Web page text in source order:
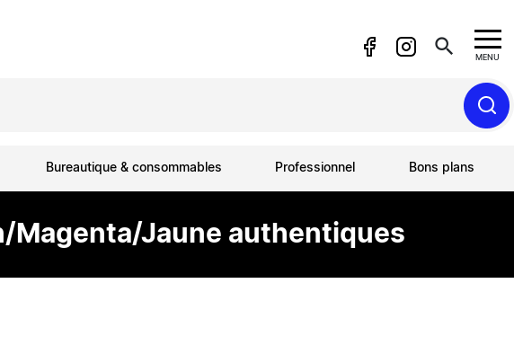
search MENU
Bureautique & consommables Professionnel Bons plans
Magenta/Jaune authentiques